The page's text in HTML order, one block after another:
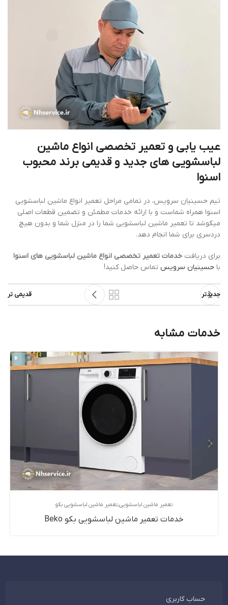
عیب یابی و تعمیر تخصصی انواع ماشین
لباسشویی های جدید و قدیمی برند محبوب
اسنوا
تیم حسینیان سرویس، در تمامی مراحل تعمیر انواع ماشین لباسشویی
اسنوا همراه شماست و با ارائه خدمات مطمئن و تضمین قطعات اصلی
میکوشد تا تعمیر ماشین لباسشویی شما را در منزل شما و بدون هیچ
دردسری برای شما انجام دهد.
برای دریافت خدمات تعمیر تخصصی انواع ماشین لباسشویی های اسنوا
با حسینیان سرویس تماس حاصل کنید!
جدیدتر قدیمی تر
خدمات مشابه
تعمیر ماشین لباسشویی تعمیر ماشین لباسشویی بکو
خدمات تعمیر ماشین لباسشویی بکو Beko
حساب کاربری